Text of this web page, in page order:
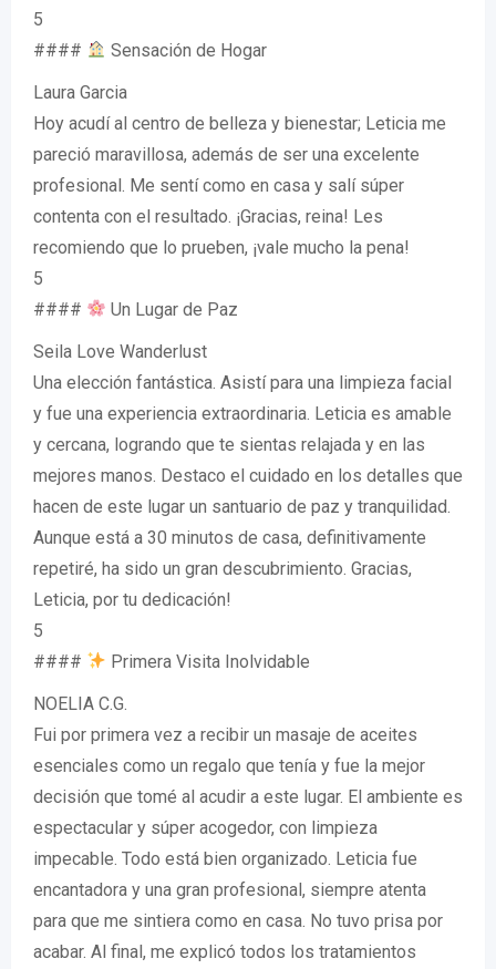
5
####
Sensación de Hogar
Laura Garcia
Hoy acudí al centro de belleza y bienestar; Leticia me
pareció maravillosa, además de ser una excelente
profesional. Me sentí como en casa y salí súper
contenta con el resultado. ¡Gracias, reina! Les
recomiendo que lo prueben, ¡vale mucho la pena!
5
####
Un Lugar de Paz
Seila Love Wanderlust
Una elección fantástica. Asistí para una limpieza facial
y fue una experiencia extraordinaria. Leticia es amable
y cercana, logrando que te sientas relajada y en las
mejores manos. Destaco el cuidado en los detalles que
hacen de este lugar un santuario de paz y tranquilidad.
Aunque está a 30 minutos de casa, definitivamente
repetiré, ha sido un gran descubrimiento. Gracias,
Leticia, por tu dedicación!
5
####
Primera Visita Inolvidable
NOELIA C.G.
Fui por primera vez a recibir un masaje de aceites
esenciales como un regalo que tenía y fue la mejor
decisión que tomé al acudir a este lugar. El ambiente es
espectacular y súper acogedor, con limpieza
impecable. Todo está bien organizado. Leticia fue
encantadora y una gran profesional, siempre atenta
para que me sintiera como en casa. No tuvo prisa por
acabar. Al final, me explicó todos los tratamientos